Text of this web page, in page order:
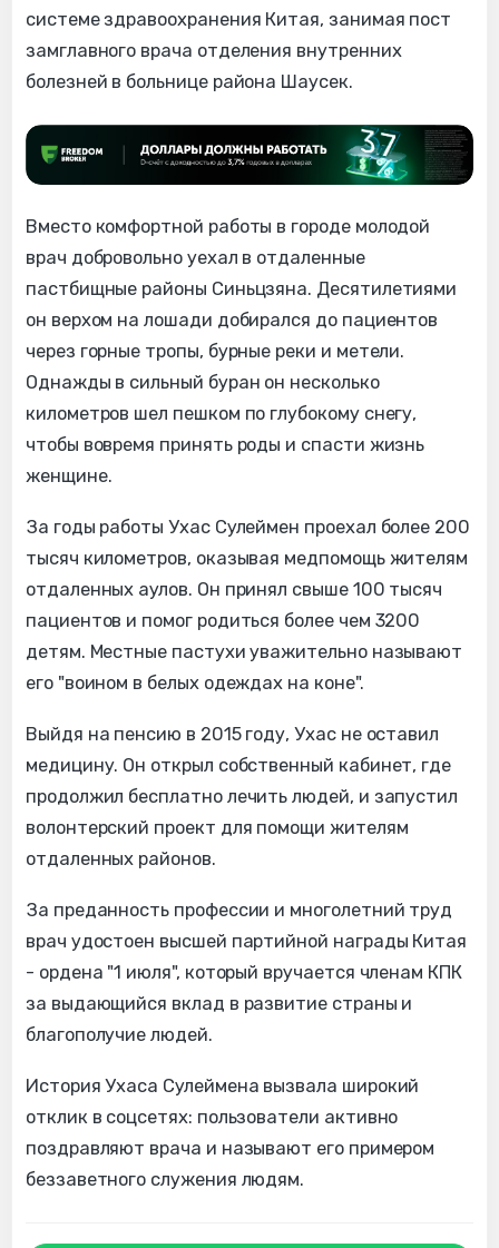
системе здравоохранения Китая, занимая пост
замглавного врача отделения внутренних
болезней в больнице района Шаусек.
Вместо комфортной работы в городе молодой
врач добровольно уехал в отдаленные
пастбищные районы Синьцзяна. Десятилетиями
он верхом на лошади добирался до пациентов
через горные тропы, бурные реки и метели.
Однажды в сильный буран он несколько
километров шел пешком по глубокому снегу,
чтобы вовремя принять роды и спасти жизнь
женщине.
За годы работы Ухас Сулеймен проехал более 200
тысяч километров, оказывая медпомощь жителям
отдаленных аулов. Он принял свыше 100 тысяч
пациентов и помог родиться более чем 3200
детям. Местные пастухи уважительно называют
его "воином в белых одеждах на коне".
Выйдя на пенсию в 2015 году, Ухас не оставил
медицину. Он открыл собственный кабинет, где
продолжил бесплатно лечить людей, и запустил
волонтерский проект для помощи жителям
отдаленных районов.
За преданность профессии и многолетний труд
врач удостоен высшей партийной награды Китая
- ордена "1 июля", который вручается членам КПК
за выдающийся вклад в развитие страны и
благополучие людей.
История Ухаса Сулеймена вызвала широкий
отклик в соцсетях: пользователи активно
поздравляют врача и называют его примером
беззаветного служения людям.